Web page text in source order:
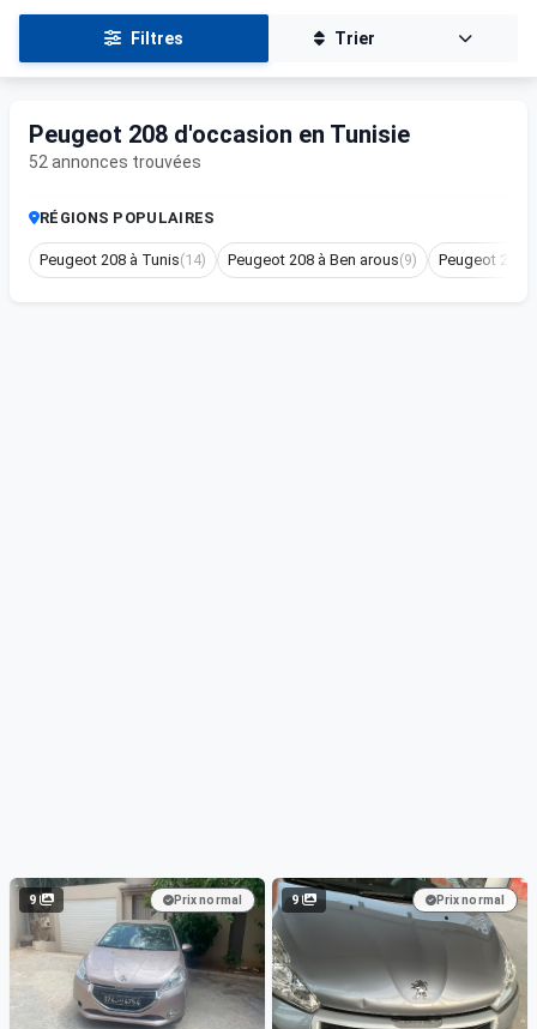
Filtres Trier
Peugeot 208 d'occasion en Tunisie
52 annonces trouvées
RÉGIONS POPULAIRES
Peugeot 208 à Tunis(14) Peugeot 208 à Ben arous(9) Peugeot 208
9 Prix normal 9 Prix normal